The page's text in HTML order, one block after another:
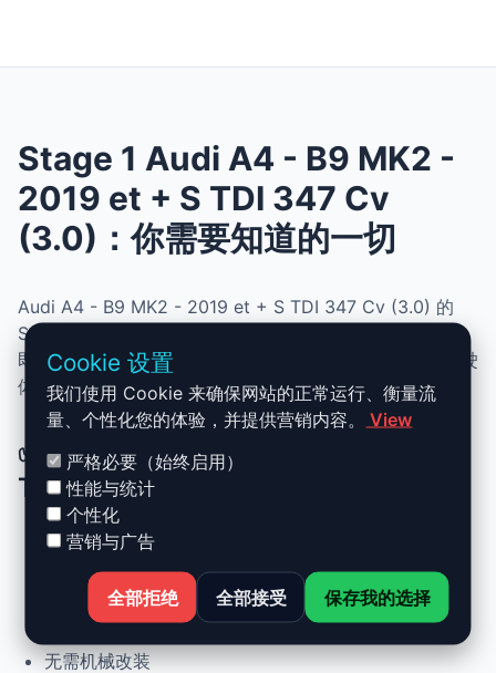
Stage 1 Audi A4 - B9 MK2 -
2019 et + S TDI 347 Cv
(3.0)：你需要知道的一切
Audi A4 - B9 MK2 - 2019 et + S TDI 347 Cv (3.0) 的
Stage 1 升级结合了性能、安全与简便性。无需机械改动，
即可提升动力、扭矩并优化油耗。非常适合追求更灵敏驾驶
体验且希望保持原厂可靠性的车主。
✅ Audi A4 - B9 MK2 - 2019 et + S
TDI 347 Cv (3.0) Stage 1 升级优势
动力提升高达 +30%，扭矩提升 +25%
正常驾驶下优化油耗
可随时恢复原厂设置
无需机械改装
Cookie 设置
我们使用 Cookie 来确保网站的正常运行、衡量流
量、个性化您的体验，并提供营销内容。
View
严格必要（始终启用）
性能与统计
个性化
营销与广告
全部拒绝 全部接受 保存我的选择